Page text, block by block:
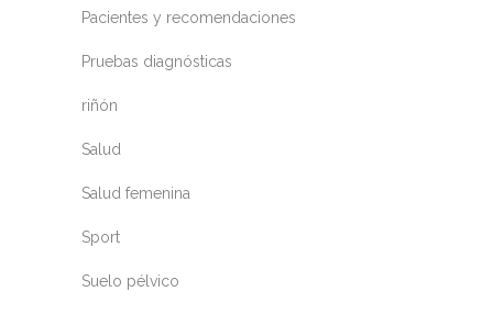
Pacientes y recomendaciones
Pruebas diagnósticas
riñón
Salud
Salud femenina
Sport
Suelo pélvico